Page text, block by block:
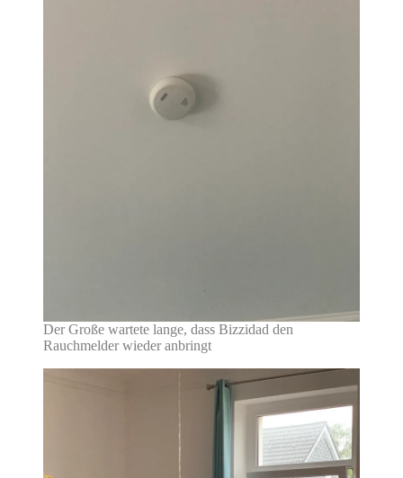
Der Große wartete lange, dass Bizzidad den
Rauchmelder wieder anbringt